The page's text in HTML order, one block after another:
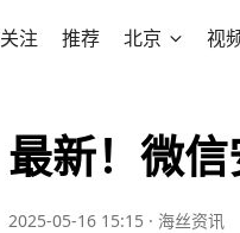
关注 推荐 北京 视
最新！微
2025-05-16 15:15 · 海丝资讯